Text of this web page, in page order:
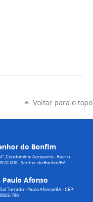
Voltar para o topo
do Bonfim
Condomínio Aeroporto - Bairro
000 - Senhor do Bonfim/BA
Paulo Afonso
Torrado - Paulo Afonso/BA - CEP:
780